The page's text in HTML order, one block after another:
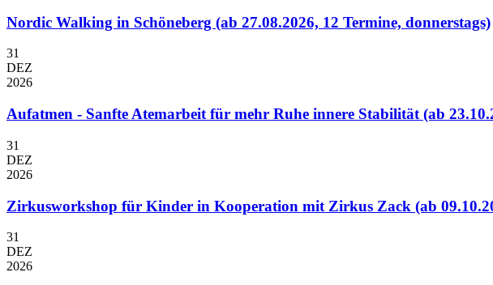
Nordic Walking in Schöneberg (ab 27.08.2026, 12 Termine, donnerstags)
31
DEZ
2026
Aufatmen - Sanfte Atemarbeit für mehr Ruhe innere Stabilität (ab
31
DEZ
2026
Zirkusworkshop für Kinder in Kooperation mit Zirkus Zack (ab
31
DEZ
2026